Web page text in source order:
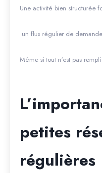
Une activité bien structurée
un flux régulier de
Même si tout n’est pas
petites
régulières